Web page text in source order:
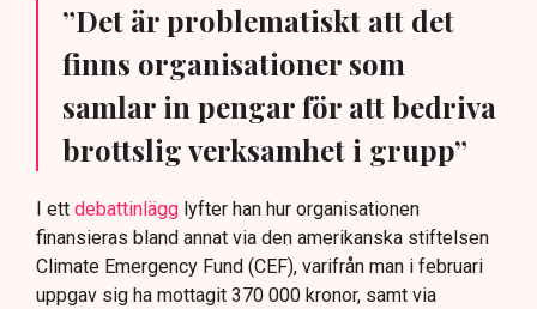
”Det är problematiskt att det
finns organisationer som
samlar in pengar för att bedriva
brottslig verksamhet i grupp”
I ett debattinlägg lyfter han hur organisationen
finansieras bland annat via den amerikanska stiftelsen
Climate Emergency Fund (CEF), varifrån man i februari
uppgav sig ha mottagit 370 000 kronor, samt via